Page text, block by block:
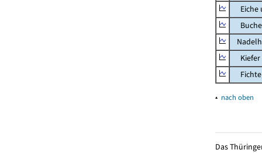
Eiche
Kiefer
▴ nach oben
Das